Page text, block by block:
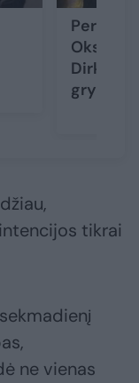
Oksaną
Dirkstys
grybas“
tikrai
ne vienas